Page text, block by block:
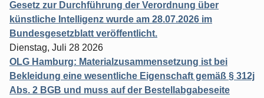
Gesetz zur Durchführung der Verordnung über
künstliche Intelligenz wurde am 28.07.2026 im
Bundesgesetzblatt veröffentlicht.
Dienstag, Juli 28 2026
OLG Hamburg: Materialzusammensetzung ist bei
Bekleidung eine wesentliche Eigenschaft gemäß § 312j
Abs. 2 BGB und muss auf der Bestellabgabeseite